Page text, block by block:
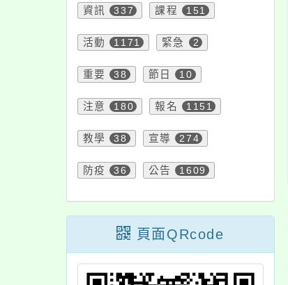
資訊 337 課程 151
活動 1171 緊急 2
重要 38 節日 10
注意 180 報名 1151
教學 38 宣導 274
防疫 36 公告 1609
頁面QRcode